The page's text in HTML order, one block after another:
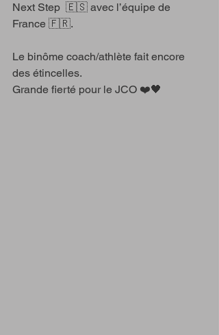
Next Step  🇪🇸 avec l’équipe de
France 🇫🇷.
Le binôme coach/athlète fait encore
des étincelles.
Grande fierté pour le JCO ❤️🖤